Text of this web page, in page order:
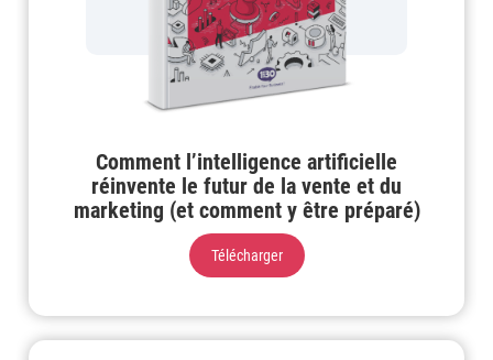
Comment l’intelligence artificielle
réinvente le futur de la vente et du
marketing (et comment y être préparé)
Télécharger